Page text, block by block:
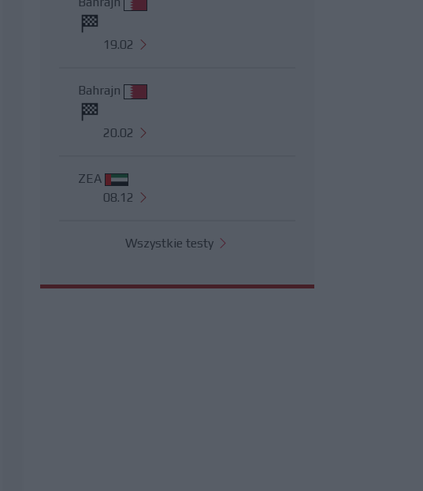
19.02
Bahrajn
20.02
ZEA
08.12
Wszystkie testy